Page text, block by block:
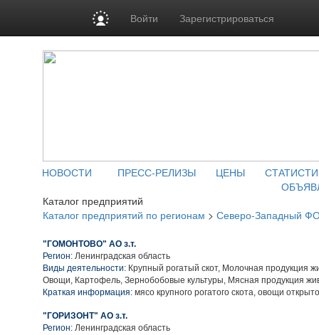
Войти Зарегистрироваться
НОВОСТИ ПРЕСС-РЕЛИЗЫ ЦЕНЫ
Каталог предприятий
Каталог предприятий по регионам > Северо-Западный
"ГОМОНТОВО" АО з.т.
Регион: Ленинградская область
Виды деятельности: Крупный рогатый скот, Молочная продукция
Овощи, Картофель, Зернобобовые культуры, Мясная продукция
Краткая информация: мясо крупного рогатого скота, овощи
"ГОРИЗОНТ" АО з.т.
Регион: Ленинградская область